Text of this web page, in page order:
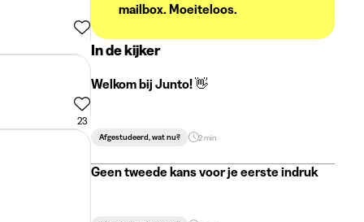
23
mailbox. Moeiteloos.
In de kijker
Welkom bij Junto! 👋
Afgestudeerd, wat nu? 2 min
Geen tweede kans voor je eerste indruk